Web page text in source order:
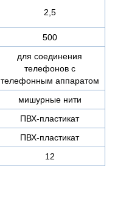
2,5
500
для соединения
телефонов с
телефонным аппаратом
мишурные нити
ПВХ-пластикат
ПВХ-пластикат
12